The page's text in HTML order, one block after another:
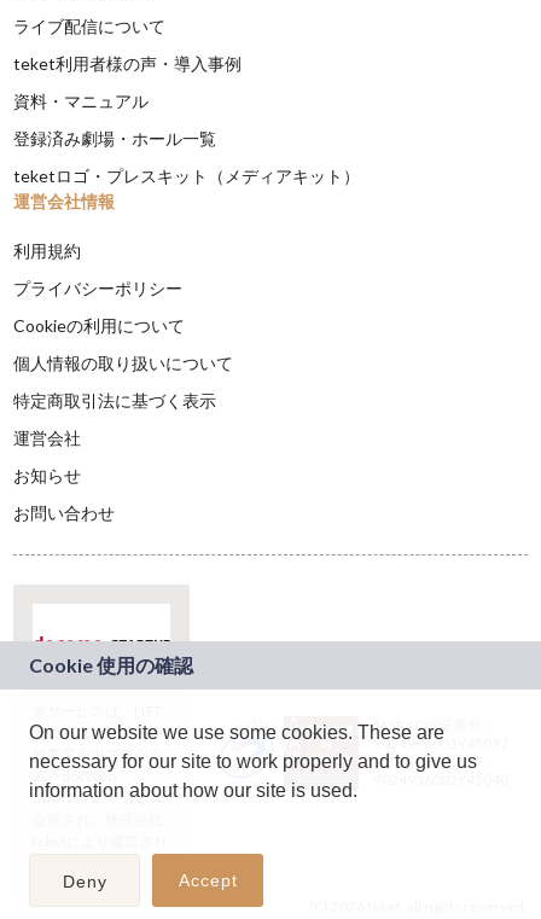
ライブ配信について
teket利用者様の声・導入事例
資料・マニュアル
登録済み劇場・ホール一覧
teketロゴ・プレスキット（メディアキット）
運営会社情報
利用規約
プライバシーポリシー
Cookieの利用について
個人情報の取り扱いについて
特定商取引法に基づく表示
運営会社
お知らせ
お問い合わせ
ドコモグループの新
規事業創出プログラ
ム「docomo
STARTUP」を通じて
JASRAC許諾番号：
9024936001Y45037
JASRAC許諾番号：
On our website we use some cookies. These are
necessary for our site to work properly and to give us
information about how our site is used.
Deny Accept